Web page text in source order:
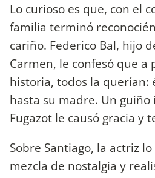
Lo curioso es que, con el
familia terminó
cariño. Federico Bal, hijo
Carmen, le confesó que a
historia, todos la querían:
hasta su madre. Un
Fugazot le causó gracia y
Sobre Santiago, la actriz
mezcla de nostalgia y